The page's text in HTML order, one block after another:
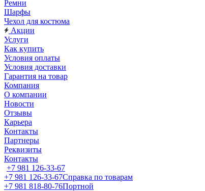
Ремни
Шарфы
Чехол для костюма
Акции
Услуги
Как купить
Условия оплаты
Условия доставки
Гарантия на товар
Компания
О компании
Новости
Отзывы
Карьера
Контакты
Партнеры
Реквизиты
Контакты
+7 981 126-33-67
+7 981 126-33-67Справка по товарам
+7 981 818-80-76Портной